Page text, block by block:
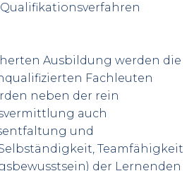
Ausbildung werden die
Fachleuten
neben der rein
auch
und
Teamfähigkeit
der Lernenden